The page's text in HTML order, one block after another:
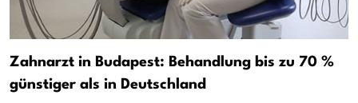
Zahnarzt in Budapest: Behandlung bis zu 70 %
günstiger als in Deutschland